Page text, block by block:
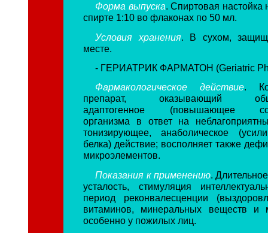
Форма выпуска. Спиртовая настойка
спирте 1:10 во флаконах по 50 мл.
Условия хранения. В сухом,
месте.
- ГЕРИАТРИК ФАРМАТОН (Geriatric
Фармакологическое действие.
препарат, оказывающий
адаптогенное (повышающее
организма в ответ на
тонизирующее, анаболическое
белка) действие; восполняет также
микроэлементов.
Показания к применению .
усталость, стимуляция
период реконвалесценции
витаминов, минеральных веществ и
особенно у пожилых лиц.